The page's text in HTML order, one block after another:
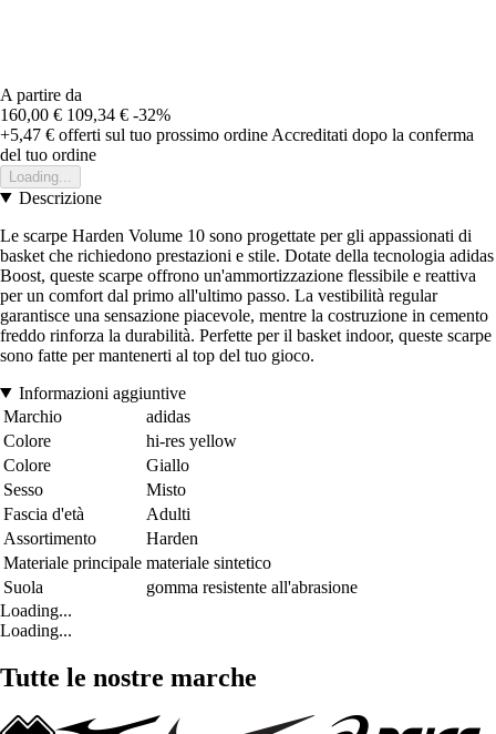
A partire da
160,00 € 109,34 € -32%
+5,47 € offerti sul tuo prossimo ordine Accreditati dopo la conferma
del tuo ordine
Loading...
Descrizione
Le scarpe Harden Volume 10 sono progettate per gli appassionati di
basket che richiedono prestazioni e stile. Dotate della tecnologia adidas
Boost, queste scarpe offrono un'ammortizzazione flessibile e reattiva
per un comfort dal primo all'ultimo passo. La vestibilità regular
garantisce una sensazione piacevole, mentre la costruzione in cemento
freddo rinforza la durabilità. Perfette per il basket indoor, queste scarpe
sono fatte per mantenerti al top del tuo gioco.
Informazioni aggiuntive
Marchio
adidas
Colore
hi-res yellow
Colore
Giallo
Sesso
Misto
Fascia d'età
Adulti
Assortimento
Harden
Materiale principale materiale sintetico
Suola
gomma resistente all'abrasione
Loading...
Loading...
Tutte le nostre marche